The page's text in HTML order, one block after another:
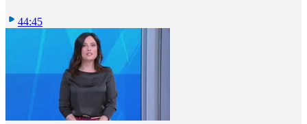
44:45